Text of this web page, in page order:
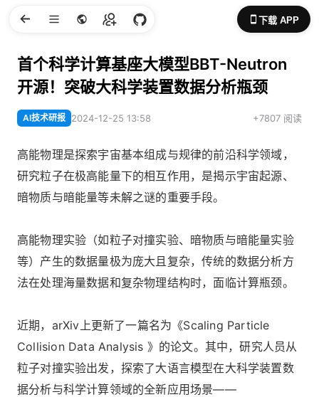
下载 APP
首个科学计算基座大模型BBT-Neutron
开源！突破大科学装置数据分析瓶颈
AI技术研报 2024-12-25 13:58 +7807 阅读
高能物理是探索宇宙基本组成与规律的前沿科学领域，
研究粒子在极高能量下的相互作用，是揭示宇宙起源、
暗物质与暗能量等未解之谜的重要手段。
高能物理实验（如粒子对撞实验、暗物质与暗能量实验
等）产生的数据量极为庞大且复杂，传统的数据分析方
法在处理海量数据和复杂物理结构时，面临计算瓶颈。
近期，arXiv上更新了一篇名为《Scaling Particle
Collision Data Analysis 》的论文。其中，研究人员从
粒子对撞实验出发，探索了大语言模型在大科学装置数
据分析与科学计算领域的全新应用场景——